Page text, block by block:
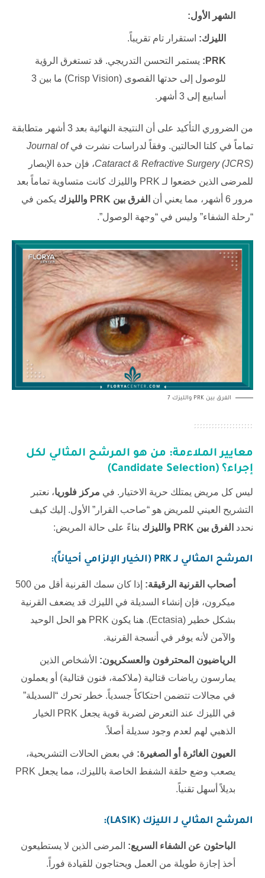
الشهر الأول:
الليزك: استقرار تام تقريباً.
PRK:
يستمر التحسن التدريجي. قد تستغرق الرؤية
للوصول إلى حدتها القصوى (Crisp Vision) ما بين 3
أسابيع إلى 3 أشهر.
من الضروري التأكيد على أن النتيجة النهائية بعد 3 أشهر متطابقة
تماماً في كلتا الحالتين. وفقاً لدراسات نشرت فيJournal of
Cataract & Refractive Surgery (JCRS)، فإن حدة الإبصار
للمرضى الذين خضعوا لـ PRK والليزك كانت متساوية تماماً بعد
مرور 6 أشهر، مما يعني أن
الفرق بين PRK والليزك
يكمن في
“رحلة الشفاء” وليس في “وجهة الوصول”.
الفرق بين PRK والليزك 7
معايير الملاءمة: من هو المرشح المثالي لكل
إجراء؟ (Candidate Selection)
ليس كل مريض يمتلك حرية الاختيار. في مركز فلوريا، نعتبر
التشريح العيني للمريض هو “صاحب القرار” الأول. إليك كيف
نحدد الفرق بين PRK والليزك بناءً على حالة المريض:
المرشح المثالي لـ PRK (الخيار الإلزامي أحياناً):
أصحاب القرنية الرقيقة:
إذا كان سمك القرنية أقل من 500
ميكرون، فإن إنشاء السديلة في الليزك قد يضعف القرنية
بشكل خطير (Ectasia). هنا يكون PRK هو الحل الوحيد
والآمن لأنه يوفر في أنسجة القرنية.
الرياضيون المحترفون والعسكريون: الأشخاص الذين
يمارسون رياضات قتالية (ملاكمة، فنون قتالية) أو يعملون
في مجالات تتضمن احتكاكاً جسدياً. خطر تحرك “السديلة”
في الليزك عند التعرض لضربة قوية يجعل PRK الخيار
الذهبي لهم لعدم وجود سديلة أصلاً.
العيون الغائرة أو الصغيرة: في بعض الحالات التشريحية،
يصعب وضع حلقة الشفط الخاصة بالليزك، مما يجعل PRK
بديلاً أسهل تقنياً.
المرشح المثالي لـ الليزك (LASIK):
الباحثون عن الشفاء السريع: المرضى الذين لا يستطيعون
أخذ إجازة طويلة من العمل ويحتاجون للقيادة فوراً.